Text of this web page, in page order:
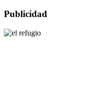
Publicidad